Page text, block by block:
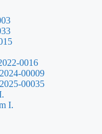
0016
00009
00035
I.